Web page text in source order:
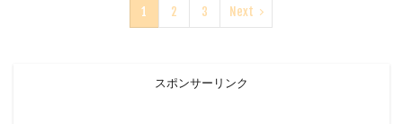
1 2 3 Next
スポンサーリンク